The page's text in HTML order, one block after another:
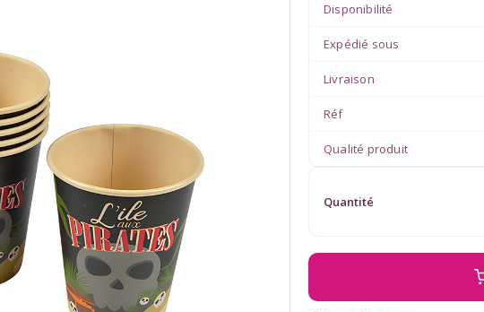
Disponibilité
Expédié sous
Livraison
Réf
Qualité produit
Quantité